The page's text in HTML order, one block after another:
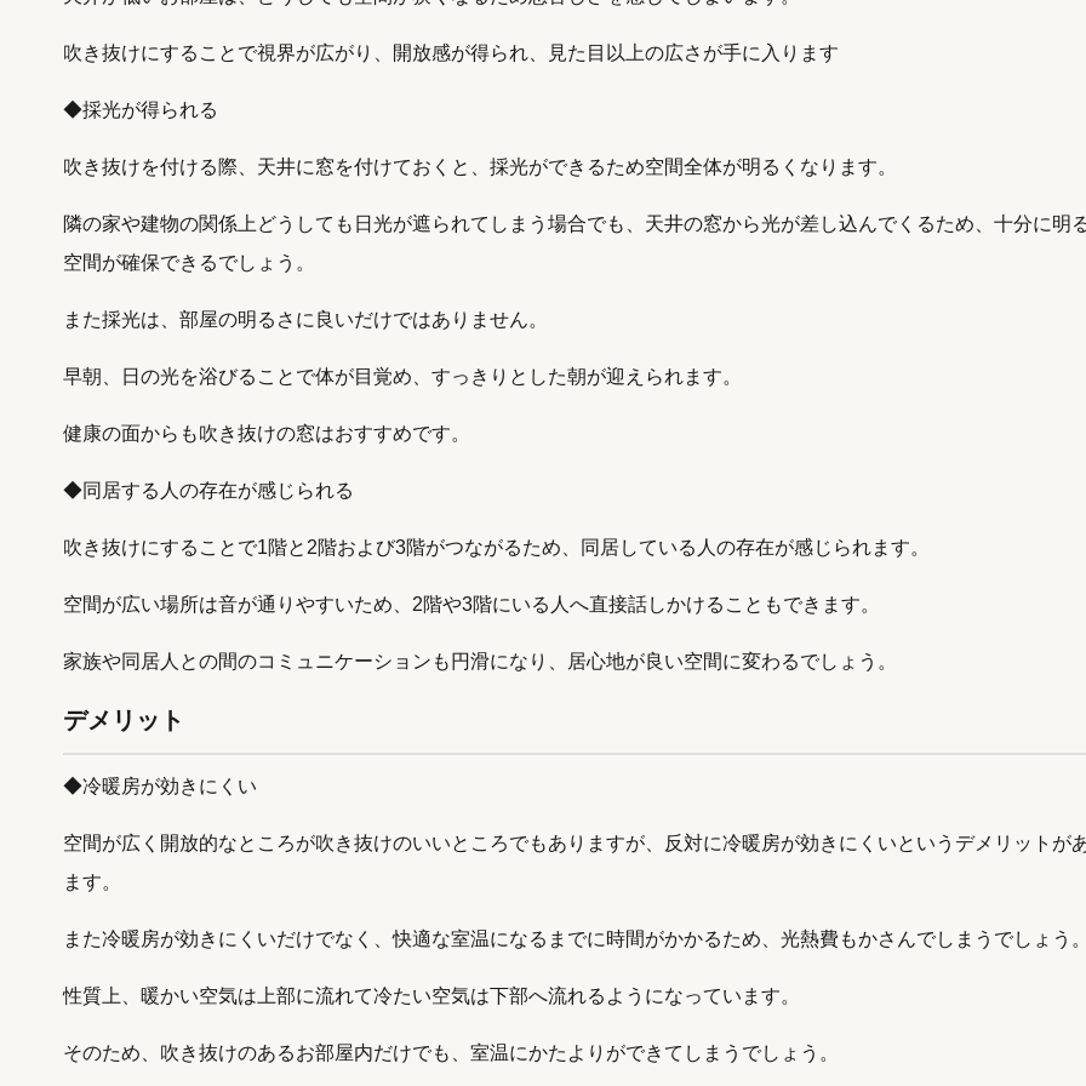
吹き抜けにすることで視界が広がり、開放感が得られ、見た目以上の広さが手に入ります
◆採光が得られる
吹き抜けを付ける際、天井に窓を付けておくと、採光ができるため空間全体が明るくなります。
隣の家や建物の関係上どうしても日光が遮られてしまう場合でも、天井の窓から光が差し込んでくるため、十分に明
空間が確保できるでしょう。
また採光は、部屋の明るさに良いだけではありません。
早朝、日の光を浴びることで体が目覚め、すっきりとした朝が迎えられます。
健康の面からも吹き抜けの窓はおすすめです。
◆同居する人の存在が感じられる
吹き抜けにすることで1階と2階および3階がつながるため、同居している人の存在が感じられます。
空間が広い場所は音が通りやすいため、2階や3階にいる人へ直接話しかけることもできます。
家族や同居人との間のコミュニケーションも円滑になり、居心地が良い空間に変わるでしょう。
デメリット
◆冷暖房が効きにくい
空間が広く開放的なところが吹き抜けのいいところでもありますが、反対に冷暖房が効きにくいというデメリットが
ます。
また冷暖房が効きにくいだけでなく、快適な室温になるまでに時間がかかるため、光熱費もかさんでしまうでしょう
性質上、暖かい空気は上部に流れて冷たい空気は下部へ流れるようになっています。
そのため、吹き抜けのあるお部屋内だけでも、室温にかたよりができてしまうでしょう。